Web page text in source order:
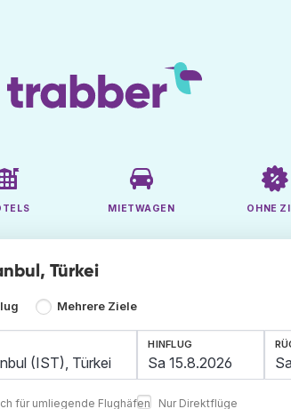
MIETWAGEN OHNE
Türkei
Mehrere Ziele
für umliegende Flughäfen
HINFLUG
Nur Direktflüge